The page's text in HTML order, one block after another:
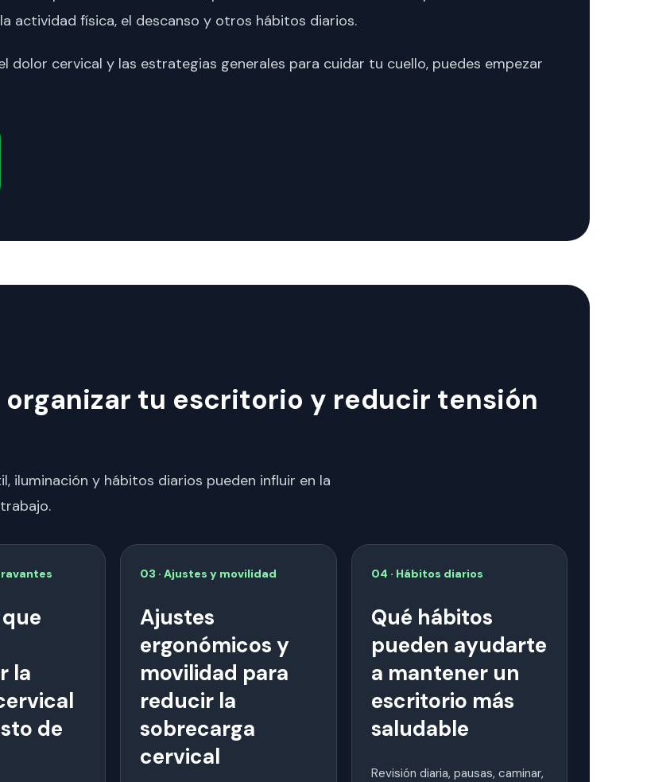
actividad física, el descanso y otros hábitos diarios.
dolor cervical y las estrategias generales para cuidar tu cuello, puedes empezar
organizar tu escritorio y reducir tensión
iluminación y hábitos diarios pueden influir en la
la
de
03 · Ajustes y movilidad
Ajustes
ergonómicos y
movilidad para
reducir la
sobrecarga
cervical
04 · Hábitos diarios
Qué hábitos
pueden ayudarte
a mantener un
escritorio más
saludable
Revisión diaria, pausas, caminar,